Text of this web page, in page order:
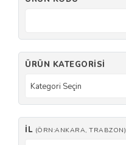
ÜRÜN KATEGORISI
Kategori Seçin
İL (ÖRN:ANKARA, TRABZON)